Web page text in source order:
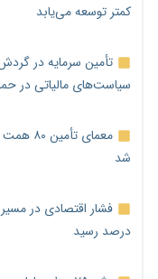
کمتر توسعه می‌یابد
تأمین سرمایه در
سیاست‌های مالیاتی در
معمای
شد
درصد رسید